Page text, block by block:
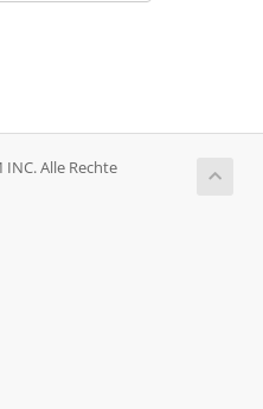
INC. Alle Rechte